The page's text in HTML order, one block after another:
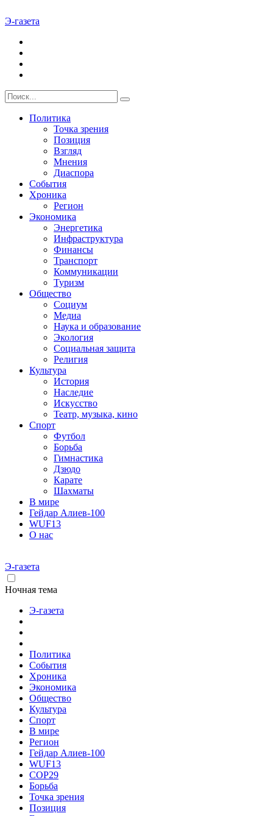
Э-газета
Политика
Точка зрения
Позиция
Взгляд
Мнения
Диаспора
События
Хроника
Регион
Экономика
Энергетика
Инфраструктура
Финансы
Транспорт
Коммуникации
Туризм
Общество
Социум
Медиа
Наука и образование
Экология
Социальная защита
Религия
Культура
История
Наследие
Искусство
Театр, музыка, кино
Спорт
Футбол
Борьба
Гимнастика
Дзюдо
Карате
Шахматы
В мире
Гейдар Алиев-100
WUF13
О нас
Э-газета
Ночная тема
Э-газета
Политика
События
Хроника
Экономика
Общество
Культура
Спорт
В мире
Регион
Гейдар Алиев-100
WUF13
COP29
Борьба
Точка зрения
Позиция